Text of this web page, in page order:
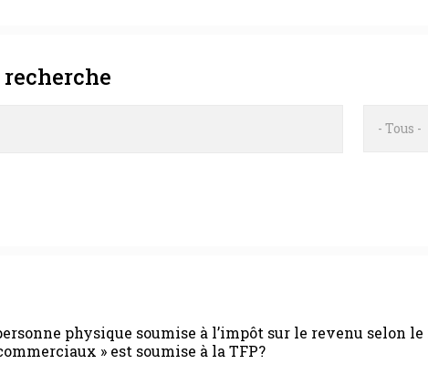
- Tous -
physique soumise à l’impôt sur le revenu selon
» est soumise à la TFP?